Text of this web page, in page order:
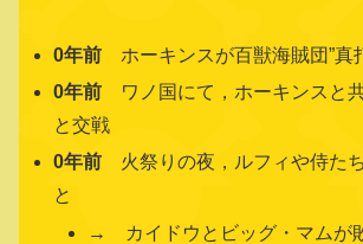
0年前 ホーキンスが百獣海賊団”真
0年前 ワノ国にて，ホーキンスと
と交戦
0年前 火祭りの夜，ルフィや侍た
と
→ カイドウとビッグ・マムが